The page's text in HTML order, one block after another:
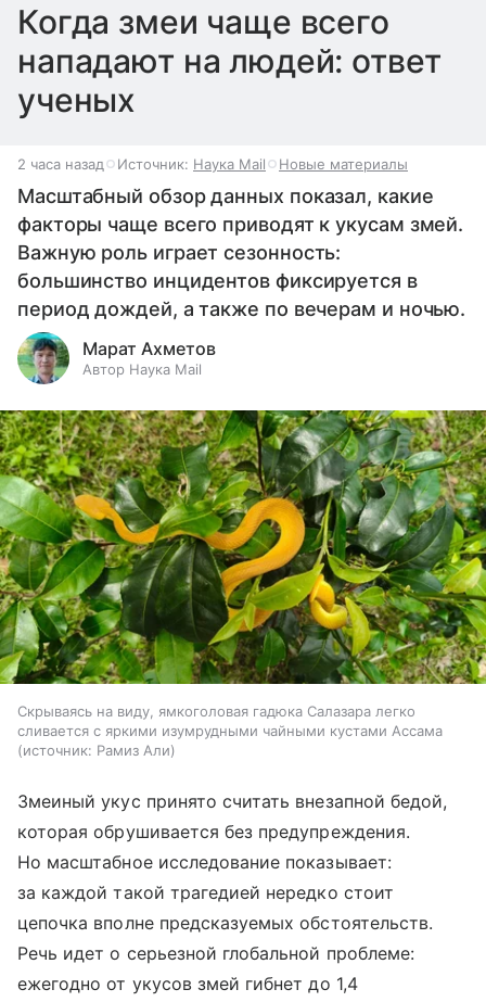
Когда змеи чаще всего
нападают на людей: ответ
ученых
2 часа назад Источник: Наука Mail Новые материалы
Масштабный обзор данных показал, какие
факторы чаще всего приводят к укусам змей.
Важную роль играет сезонность:
большинство инцидентов фиксируется в
период дождей, а также по вечерам и ночью.
Марат Ахметов
Автор Наука Mail
Скрываясь на виду, ямкоголовая гадюка Салазара легко
сливается с яркими изумрудными чайными кустами Ассама
источник: Рамиз Али
Змеиный укус принято считать внезапной бедой,
которая обрушивается без предупреждения.
Но масштабное исследование показывает:
за каждой такой трагедией нередко стоит
цепочка вполне предсказуемых обстоятельств.
Речь идет о серьезной глобальной проблеме:
ежегодно от укусов змей гибнет до 1,4